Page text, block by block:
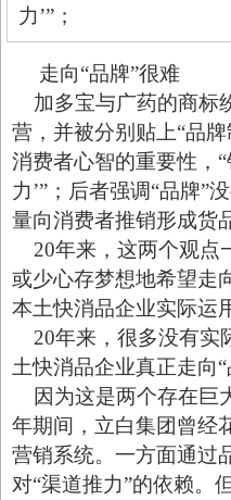
力’”；
走向“品牌”很难
加多宝与广药的商标
营，并被分别贴上“品
消费者心智的重要性，
力’”；后者强调“品牌”
量向消费者推销形成货品
20年来，这两个观点
或少心存梦想地希望走
本土快消品企业实际运
20年来，很多没有实
土快消品企业真正走向
因为这是两个存在巨
年期间，立白集团曾经
营销系统。一方面通过
对“渠道推力”的依赖。